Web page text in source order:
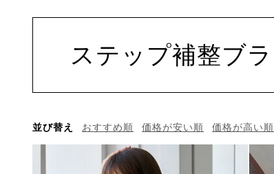
ステップ補整ブラ
並び替え おすすめ順 価格が安い順 価格が高い順